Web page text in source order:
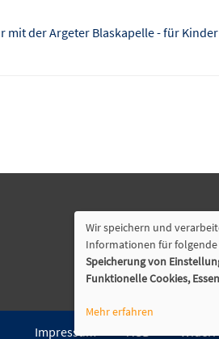
mit der Argeter Blaskapelle - für
Impressum
Wir speichern und
Informationen für folgende
Speicherung von
Funktionelle Cookies,
Mehr erfahren